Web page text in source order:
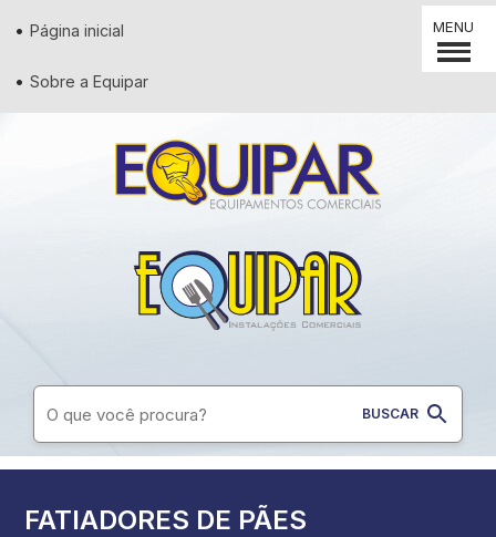
MENU
Padaria
Restaurantes
Lanchonetes
Açougues
Pizzaria
Página inicial
Sobre a Equipar
FATIADORES DE PÃES